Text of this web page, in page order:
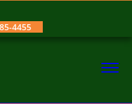
4455